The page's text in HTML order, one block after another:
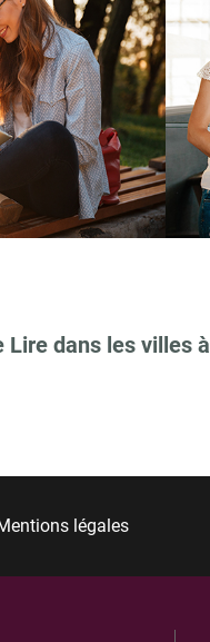
Lire dans les villes
légales